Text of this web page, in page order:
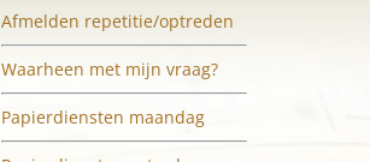
Afmelden repetitie/optreden
Waarheen met mijn vraag?
Papierdiensten maandag